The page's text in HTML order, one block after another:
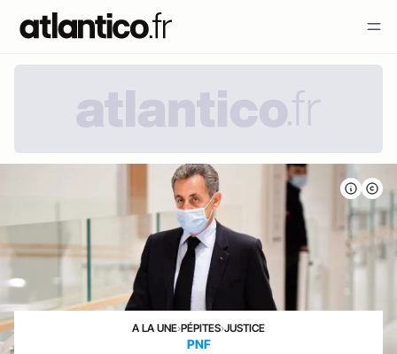
A LA UNE›PÉPITES›JUSTICE
PNF